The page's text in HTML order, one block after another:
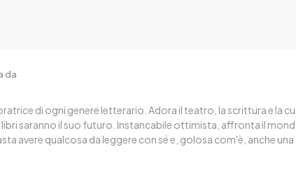
da
di ogni genere letterario. Adora il teatro, la scrittura e la
saranno il suo futuro. Instancabile ottimista, affronta il
avere qualcosa da leggere con sé e, golosa com'è, anche